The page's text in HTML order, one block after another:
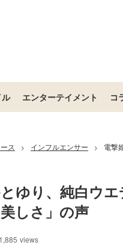
エンターテイメント コ
ス > インフルエンサー >
電撃
ゆり、純白ウ
美しさ」の声
views